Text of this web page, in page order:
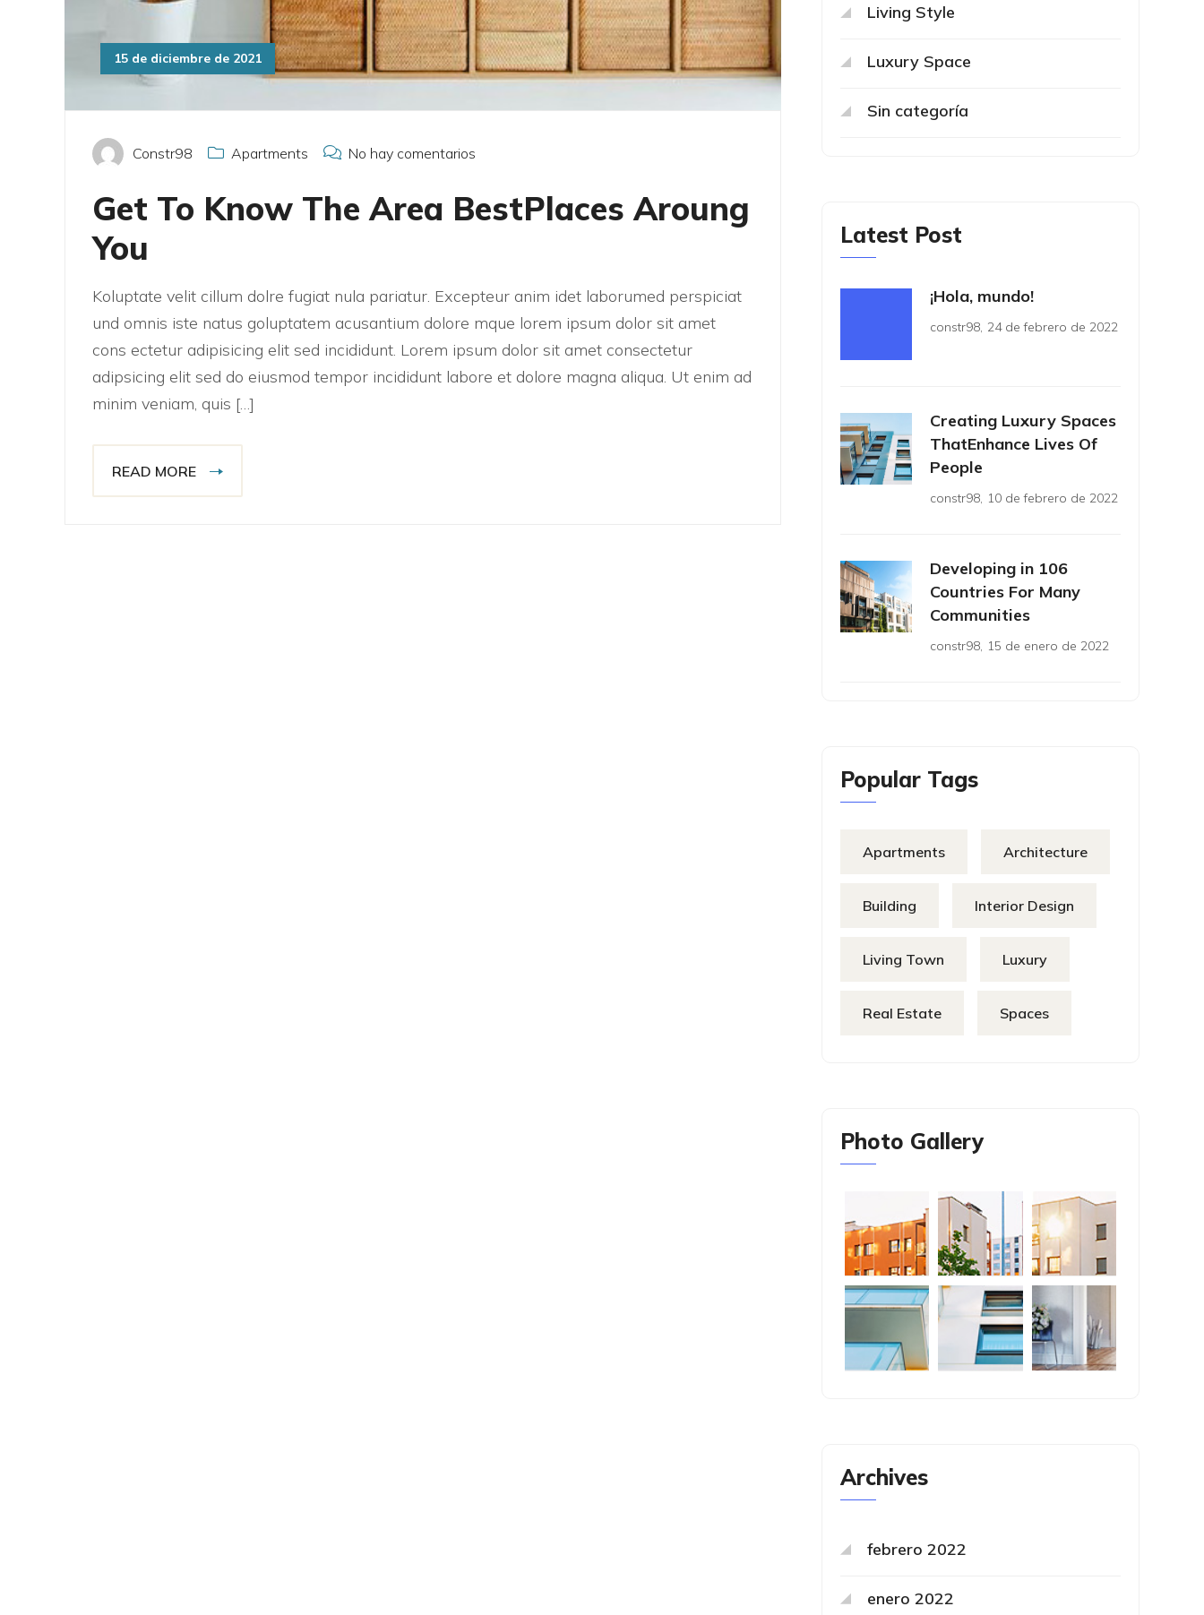
15 de diciembre de 2021
Constr98 Apartments No hay comentarios
Get To Know The Area BestPlaces Aroung
You
Koluptate velit cillum dolre fugiat nula pariatur. Excepteur anim idet laborumed perspiciat
und omnis iste natus goluptatem acusantium dolore mque lorem ipsum dolor sit amet
cons ectetur adipisicing elit sed incididunt. Lorem ipsum dolor sit amet consectetur
adipsicing elit sed do eiusmod tempor incididunt labore et dolore magna aliqua. Ut enim ad
minim veniam, quis […]
READ MORE
Living Style
Luxury Space
Sin categoría
Latest Post
¡Hola, mundo!
constr98, 24 de febrero de 2022
Creating Luxury Spaces
ThatEnhance Lives Of
People
constr98, 10 de febrero de 2022
Developing in 106
Countries For Many
Communities
constr98, 15 de enero de 2022
Popular Tags
Apartments Architecture
Building Interior Design
Living Town Luxury
Real Estate Spaces
Photo Gallery
Archives
febrero 2022
enero 2022